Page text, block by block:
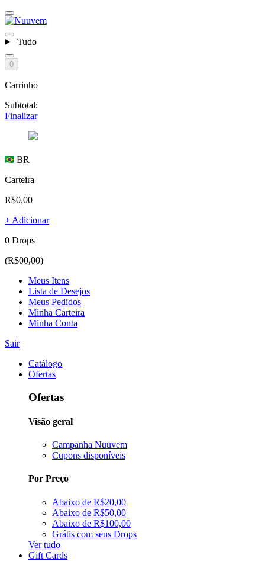
Tudo
0
Carrinho
Subtotal:
Finalizar
BR
Carteira
R$0,00
+ Adicionar
0 Drops
(R$00,00)
Meus Itens
Lista de Desejos
Meus Pedidos
Minha Carteira
Minha Conta
Sair
Catálogo
Ofertas
Ofertas
Visão geral
Campanha Nuuvem
Cupons disponíveis
Por Preço
Abaixo de R$20,00
Abaixo de R$50,00
Abaixo de R$100,00
Grátis com seus Drops
Ver tudo
Gift Cards